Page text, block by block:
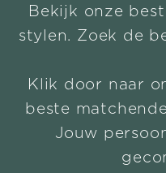
Bekijk onze
stylen. Zoek de
Klik door naar
beste
Jouw